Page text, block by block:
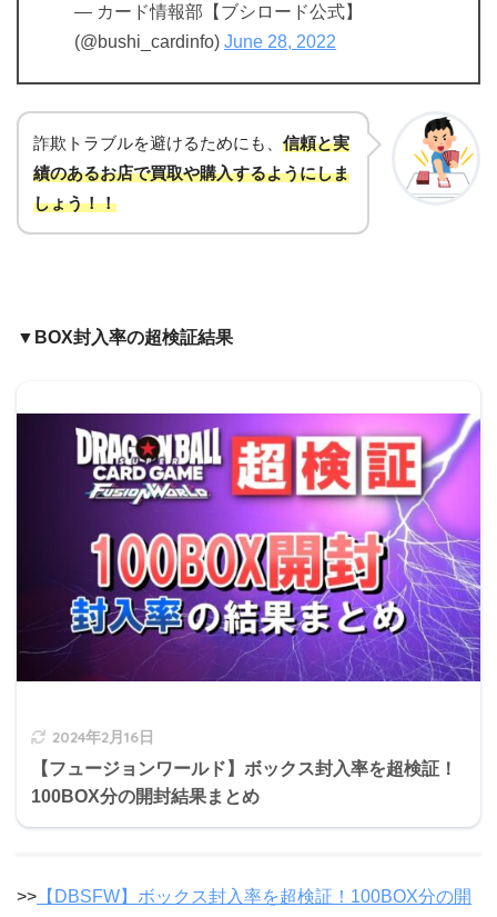
— カード情報部【ブシロード公式】
(@bushi_cardinfo) June 28, 2022
詐欺トラブルを避けるためにも、 信頼と実
績のあるお店で買取や購入するようにしま
しょう！！
▼BOX封入率の超検証結果
2024年2月16日
【フュージョンワールド】ボックス封入率を超検証！
100BOX分の開封結果まとめ
>> 【DBSFW】ボックス封入率を超検証！100BOX分の開